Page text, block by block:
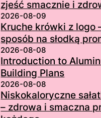
zjeść smacznie i
2026-08-09
Kruche krówki z logo
sposób na słodką
2026-08-08
Introduction to
Building Plans
2026-08-08
Niskokaloryczne
– zdrowa i smaczna